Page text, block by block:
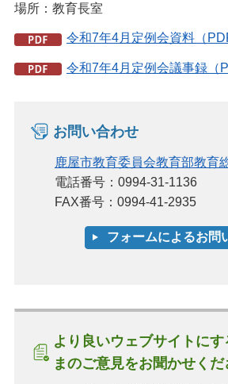
場所：教育長室
令和7年4月定例会資料（
令和7年4月定例会議事録（
お問い合わせ
鹿屋市教育委員会教育部教育
電話番号：0994-31-1136
FAX番号：0994-41-2935
より良いウェブサイトにす
まのご意見をお聞かせくだ